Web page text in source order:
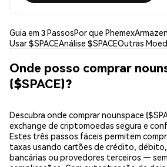
Guia em 3 PassosPor que Phemex
Usar $SPACEAnálise $SPACEOutras
Onde posso comprar
($SPACE)?
Descubra onde comprar nounspace
exchange de criptomoedas segura e
Estes três passos fáceis permitem
taxas usando cartões de crédito,
bancárias ou provedores terceiros —